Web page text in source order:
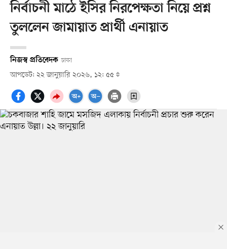
নির্বাচনী মাঠে ইসির নিরপেক্ষতা নিয়ে প্রশ্ন
তুললেন জামায়াত প্রার্থী এনায়াত
নিজস্ব প্রতিবেদক ঢাকা
আপডেট: ২২ জানুয়ারি ২০২৬, ১২: ৫৫